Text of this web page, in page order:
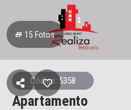
15 Fotos
Código: 5358
Apartamento